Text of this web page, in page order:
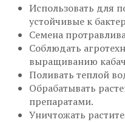
Использовать для
устойчивые к
Семена
Соблюдать
выращиванию
Поливать теплой
Обрабатывать
препаратами.
Уничтожать